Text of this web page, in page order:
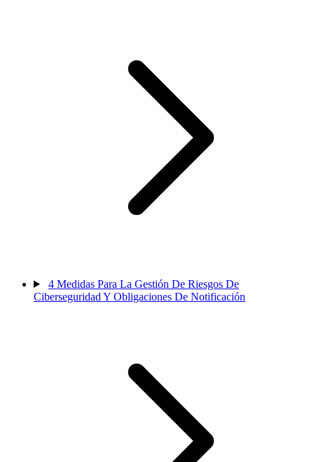
4 Medidas Para La Gestión De Riesgos De
Ciberseguridad Y Obligaciones De Notificación